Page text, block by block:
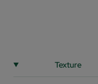
Texture